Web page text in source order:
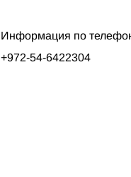
Информация по
+972-54-6422304